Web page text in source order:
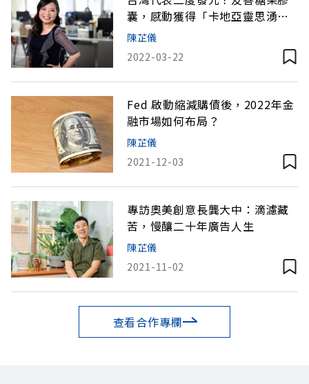
囊，感動獲得「卡地亞靈思湧動
女性創業家獎」
陳芷儀
2022-03-22
Fed 啟動縮減購債後，2022年金
融市場如何布局？
陳芷儀
2021-12-03
專訪奧美創意長龔大中：滴濾藏
苦，慢釀二十年廣告人生
陳芷儀
2021-11-02
查看合作專欄